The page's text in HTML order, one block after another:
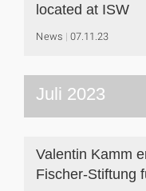
located at ISW
News 07.11.23
Juli 2023
Valentin Kamm
Fischer-Stiftung